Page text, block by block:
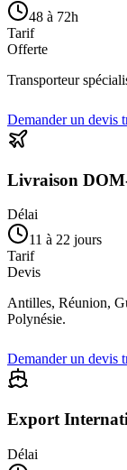
48 à 72h
Tarif
Offerte
Transporteur
Demander un devis
Livraison
Délai
11 à 22 jours
Tarif
Devis
Antilles, Réunion,
Polynésie.
Demander un devis
Export
Délai